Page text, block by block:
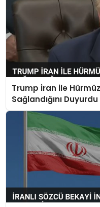
Trump İran ile
Sağlandığını Duyurdu